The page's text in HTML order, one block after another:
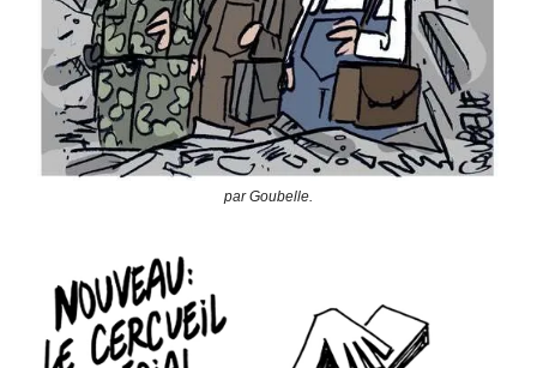
par Goubelle.